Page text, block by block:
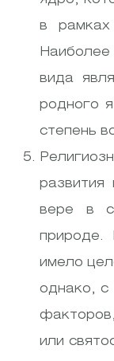
в рамках
вида
родного
степень
развития
вере в
природе.
имело
однако, с
или